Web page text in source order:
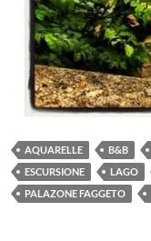
AQUARELLE B&B
ESCURSIONE
LAGO
PALAZONE FAGGETO